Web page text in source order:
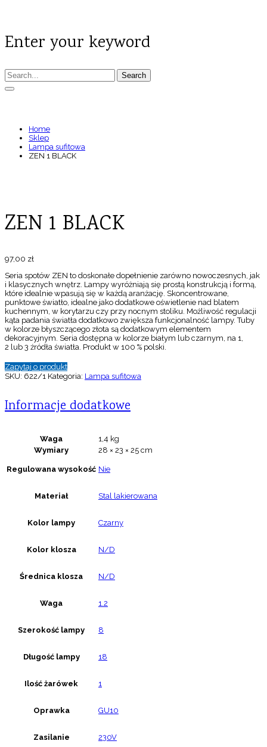
Enter your keyword
Search
Home
Sklep
Lampa sufitowa
ZEN 1 BLACK
ZEN 1 BLACK
97,00 zł
Seria spotów ZEN to doskonałe dopełnienie zarówno nowoczesnych, jak
i klasycznych wnętrz. Lampy wyróżniają się prostą konstrukcją i formą,
które idealnie wpasują się w każdą aranżację. Skoncentrowane,
punktowe światło, idealne jako dodatkowe oświetlenie nad blatem
kuchennym, w korytarzu czy przy nocnym stoliku. Możliwość regulacji
kąta padania światła dodatkowo zwiększa funkcjonalność lampy. Tuby
w kolorze błyszczącego złota są dodatkowym elementem
dekoracyjnym. Seria dostępna w kolorze białym lub czarnym, na 1,
2 lub 3 źródła światła. Produkt w 100 % polski.
Zapytaj o produkt
SKU: 622/1 Kategoria: Lampa sufitowa
Informacje dodatkowe
Waga
1,4 kg
Wymiary
28 × 23 × 25 cm
Regulowana wysokość Nie
Materiał Stal lakierowana
Kolor lampy Czarny
Kolor klosza N/D
Średnica klosza N/D
Waga 1.2
Szerokość lampy 8
Długość lampy 18
Ilość żarówek 1
Oprawka GU10
Zasilanie 230V